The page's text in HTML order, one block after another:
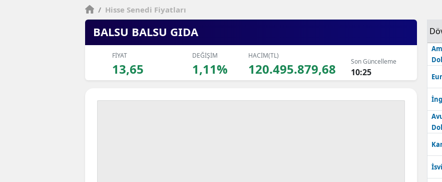
/ Hisse Senedi Fiyatları
BALSU BALSU GIDA
FİYAT
13,65
DEĞİŞİM
1,11%
HACİM(TL)
120.495.879,68 Son Güncelleme
10:25